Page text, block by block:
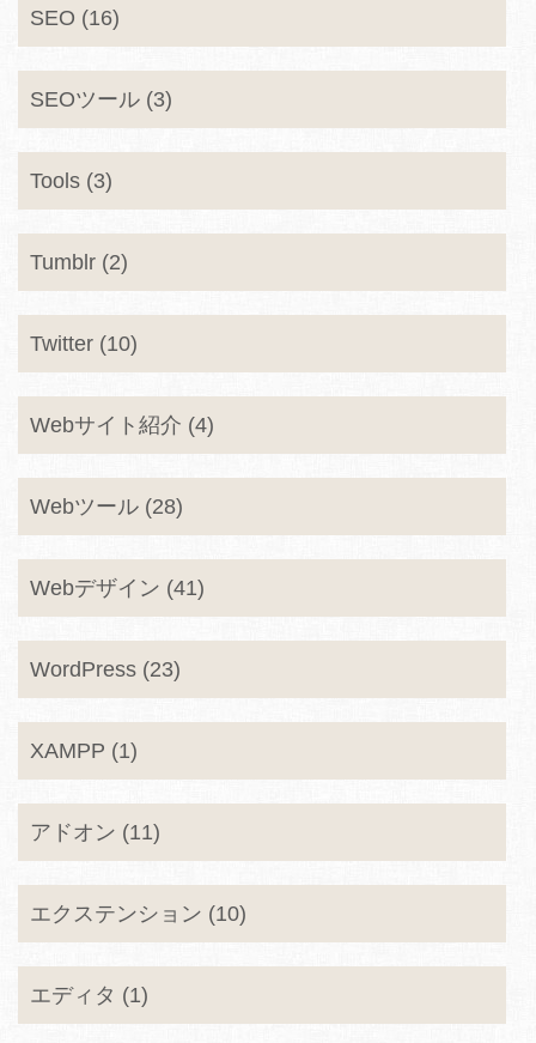
SEO (16)
SEOツール (3)
Tools (3)
Tumblr (2)
Twitter (10)
Webサイト紹介 (4)
Webツール (28)
Webデザイン (41)
WordPress (23)
XAMPP (1)
アドオン (11)
エクステンション (10)
エディタ (1)